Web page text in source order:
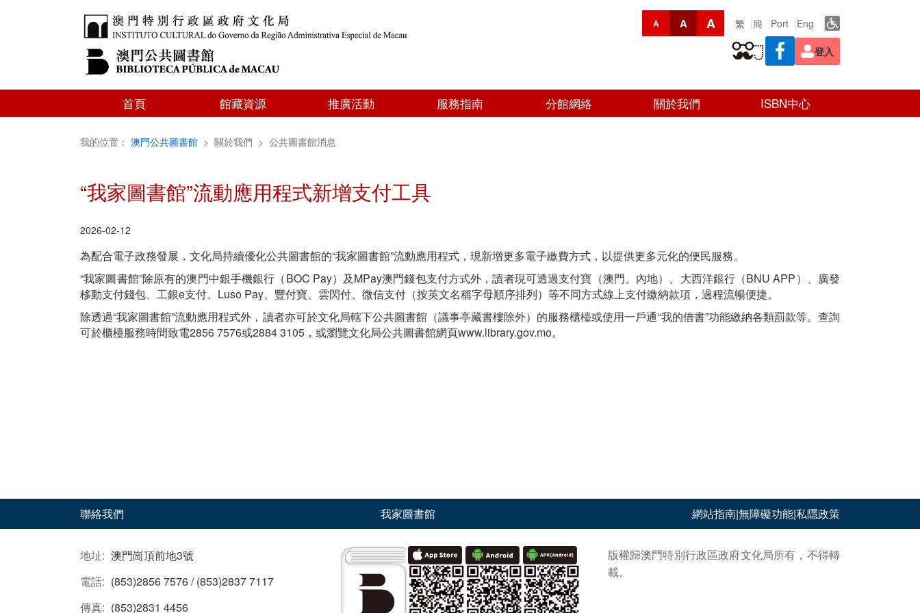
A A A 繁 簡 Port Eng
登入
首頁 館藏資源 推廣活動 服務指南 分館網絡 關於我們 ISBN中心
我的位置： 澳門公共圖書館 > 關於我們 > 公共圖書館消息
“我家圖書館”流動應用程式新增支付工具
2026-02-12
為配合電子政務發展，文化局持續優化公共圖書館的“我家圖書館”流動應用程式，現新增更多電子繳費方式，以提供更多元化的便民服務。
“我家圖書館”除原有的澳門中銀手機銀行（BOC Pay）及MPay澳門錢包支付方式外，讀者現可透過支付寶（澳門、內地）、大西洋銀行（BNU APP）、廣發
移動支付錢包、工銀e支付、Luso Pay、豐付寶、雲閃付、微信支付（按英文名稱字母順序排列）等不同方式線上支付繳納款項，過程流暢便捷。
除透過“我家圖書館”流動應用程式外，讀者亦可於文化局轄下公共圖書館（議事亭藏書樓除外）的服務櫃檯或使用一戶通“我的借書”功能繳納各類罰款等。查詢
可於櫃檯服務時間致電2856 7576或2884 3105，或瀏覽文化局公共圖書館網頁www.library.gov.mo。
聯絡我們 我家圖書館 網站指南|無障礙功能|私隱政策
地址: 澳門崗頂前地3號
電話: (853)2856 7576 / (853)2837 7117
傳真: (853)2831 4456
版權歸澳門特別行政區政府文化局所有，不得轉
載。